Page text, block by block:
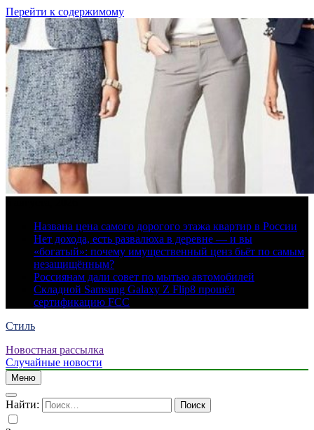
Перейти к содержимому
Названа цена самого дорогого этажа квартир в России
Нет дохода, есть развалюха в деревне — и вы
«богатый»: почему имущественный ценз бьёт по самым
незащищённым?
Россиянам дали совет по мытью автомобилей
Складной Samsung Galaxy Z Flip8 прошёл
сертификацию FCC
Стиль
Новостная рассылка
Случайные новости
Меню
Найти: